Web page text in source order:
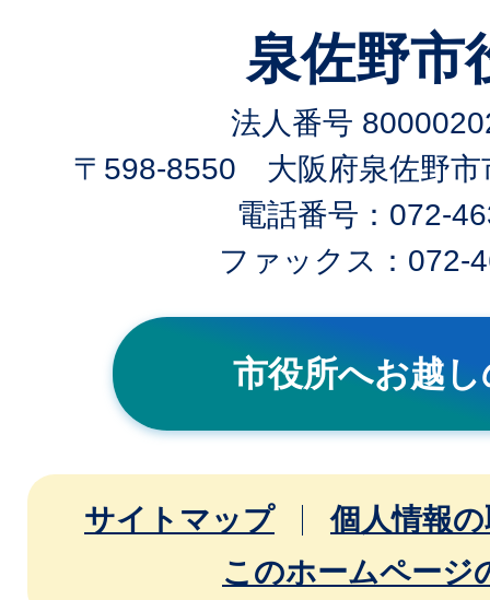
泉佐野市
法人番号
〒598-8550 大阪府泉佐野市
電話番号：072-
ファックス：072-
市役所へお越
サイトマップ
個人情報
このホームページ